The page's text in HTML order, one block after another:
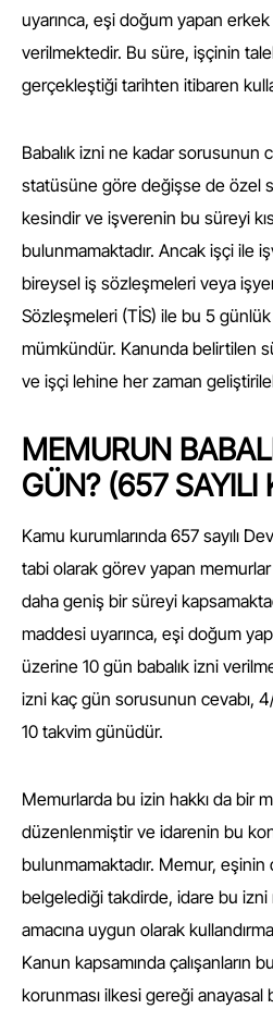
uyarınca, eşi doğum yapan
verilmektedir. Bu süre, işçinin
gerçekleştiği tarihten itibaren
Babalık izni ne kadar sorusunun
statüsüne göre değişse de özel
kesindir ve işverenin bu süreyi
bulunmamaktadır. Ancak işçi ile
bireysel iş sözleşmeleri veya
Sözleşmeleri (TİS) ile bu 5 günlük
mümkündür. Kanunda belirtilen
ve işçi lehine her zaman
MEMURUN
GÜN? (657 SAYILI
Kamu kurumlarında 657 sayılı
tabi olarak görev yapan memurlar
daha geniş bir süreyi
maddesi uyarınca, eşi doğum
üzerine 10 gün babalık izni
izni kaç gün sorusunun cevabı,
10 takvim günüdür.
Memurlarda bu izin hakkı da bir
düzenlenmiştir ve idarenin bu
bulunmamaktadır. Memur, eşinin
belgelediği takdirde, idare bu
amacına uygun olarak
Kanun kapsamında çalışanların
korunması ilkesi gereği anayasal